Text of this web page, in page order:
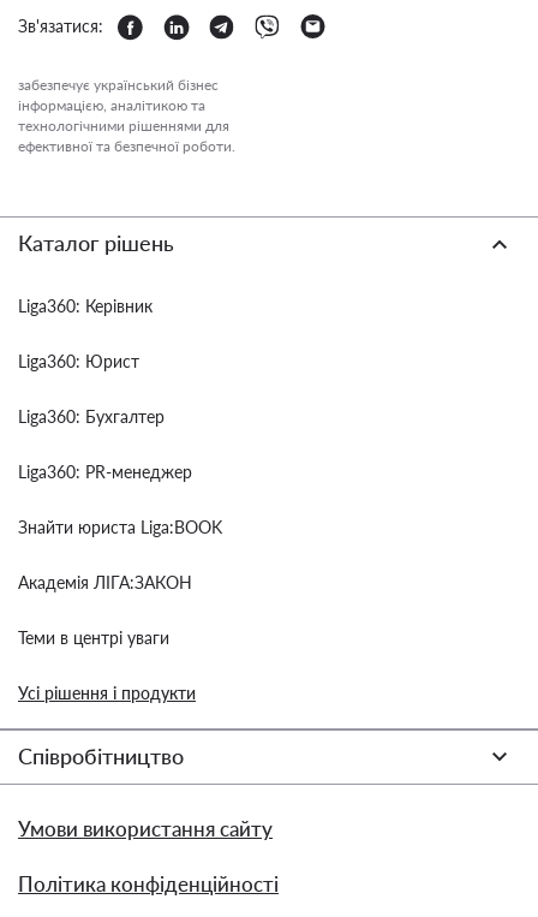
Зв'язатися:
забезпечує український бізнес
інформацією, аналітикою та
технологічними рішеннями для
ефективної та безпечної роботи.
Каталог рішень
Liga360: Керівник
Liga360: Юрист
Liga360: Бухгалтер
Liga360: PR-менеджер
Знайти юриста Liga:BOOK
Академія ЛІГА:ЗАКОН
Теми в центрі уваги
Усі рішення і продукти
Співробітництво
Умови використання сайту
Політика конфіденційності